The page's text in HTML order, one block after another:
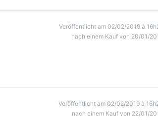
Veröffentlicht am 02/02/2019 à
nach einem Kauf von 20/01/
Veröffentlicht am 02/02/2019 à
nach einem Kauf von 22/01/